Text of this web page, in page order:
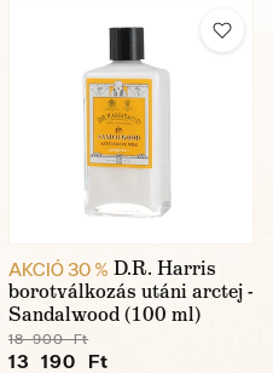
AKCIÓ 30 % D.R. Harris
borotválkozás utáni arctej -
Sandalwood (100 ml)
18 900 Ft
13 190 Ft